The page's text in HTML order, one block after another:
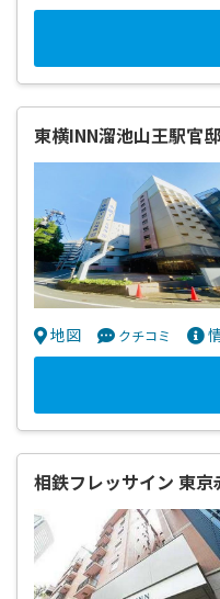
東横INN溜池山王駅官
地図 クチコミ
相鉄フレッサイン 東京